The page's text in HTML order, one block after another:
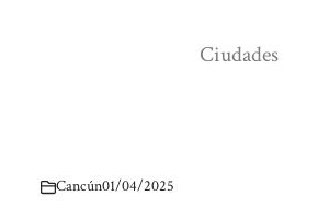
Ciudades
Cancún01/04/2025